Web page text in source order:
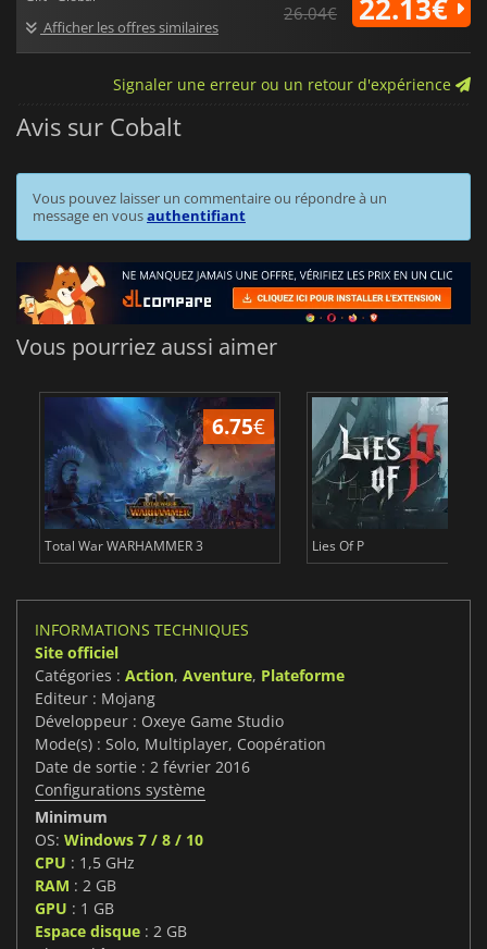
Afficher les offres similaires
26.04€ 22.13€
Signaler une erreur ou un retour d'expérience
Avis sur Cobalt
Vous pouvez laisser un commentaire ou répondre à un
message en vousauthentifiant
Vous pourriez aussi aimer
6.75€
Total War WARHAMMER 3 Lies Of P
INFORMATIONS TECHNIQUES
Site officiel
Catégories : Action, Aventure, Plateforme
Editeur : Mojang
Développeur : Oxeye Game Studio
Mode(s) : Solo, Multiplayer, Coopération
Date de sortie : 2 février 2016
Configurations système
Minimum
OS: Windows 7 / 8 / 10
CPU : 1,5 GHz
RAM : 2 GB
GPU : 1 GB
Espace disque : 2 GB